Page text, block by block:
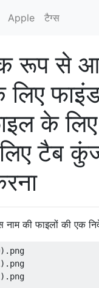
Apple टैग्‍स
रूप से
लिए
के
टैब
नाम की फाइलों की एक